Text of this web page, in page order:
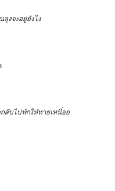
งจะอยู่ยังไง
ลับไปพักให้หายเหนื่อย